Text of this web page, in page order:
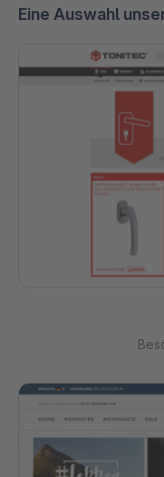
Eine Auswahl